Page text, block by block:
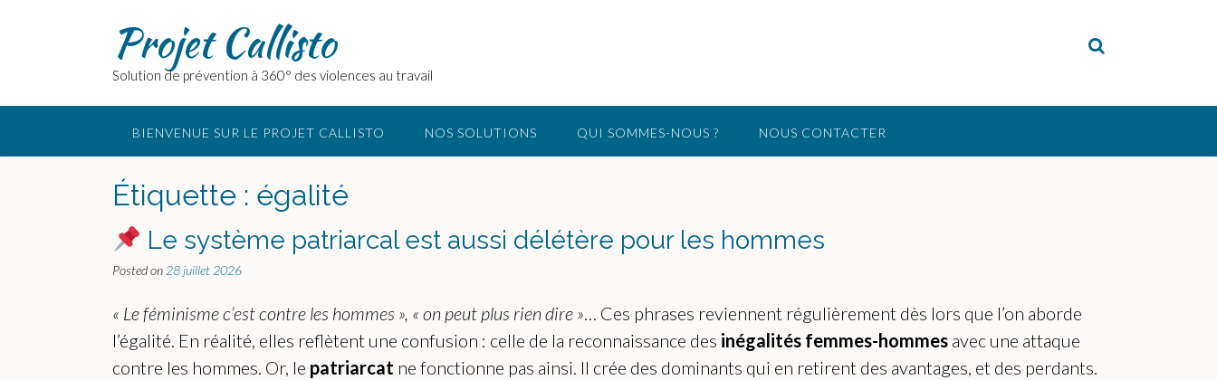
Projet Callisto
Solution de prévention à 360° des violences au travail
BIENVENUE SUR LE PROJET CALLISTO NOS SOLUTIONS QUI SOMMES-NOUS ? NOUS CONTACTER
Étiquette : égalité
Le système patriarcal est aussi délétère pour les hommes
Posted on 28 juillet 2026
« Le féminisme c’est contre les hommes », « on peut plus rien dire »… Ces phrases reviennent régulièrement dès lors que l’on aborde
l’égalité. En réalité, elles reflètent une confusion : celle de la reconnaissance des inégalités femmes-hommes avec une attaque
contre les hommes. Or, le patriarcat ne fonctionne pas ainsi. Il crée des dominants qui en retirent des avantages, et des perdants.